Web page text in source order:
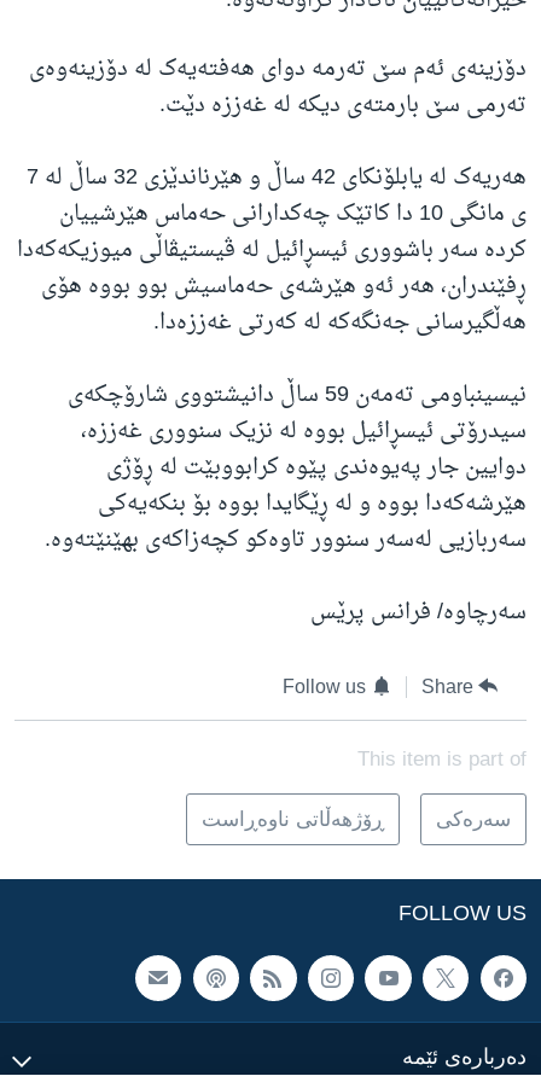
دۆزینەی ئەم سێ تەرمە دوای هەفتەیەک لە دۆزینەوەی
تەرمی سێ بارمتەی دیکە لە غەززە دێت.
هەریەک لە یابلۆنکای 42 ساڵ و هێرناندێزی 32 ساڵ لە 7
ی مانگی 10 دا کاتێک چەکدارانی حەماس هێرشییان
کردە سەر باشووری ئیسڕائیل لە ڤیستیڤاڵی میوزیکەکەدا
ڕفێندران، هەر ئەو هێرشەی حەماسیش بوو بووە هۆی
هەڵگیرسانی جەنگەکە لە کەرتی غەززەدا.
نیسینباومی تەمەن 59 ساڵ دانیشتووی شارۆچکەی
سیدرۆتی ئیسڕائیل بووە لە نزیک سنووری غەززە،
دوایین جار پەیوەندی پێوە کرابووبێت لە ڕۆژی
هێرشەکەدا بووە و لە ڕێگایدا بووە بۆ بنکەیەکی
سەربازیی لەسەر سنوور تاوەکو کچەزاکەی بهێنێتەوە.
سەرچاوە/ فرانس پرێس
Share
Follow us
This item is part of
سه‌ره‌کی ڕۆژهه‌ڵاتی ناوه‌ڕاست
FOLLOW US
ده‌رباره‌ی ئێمه‌